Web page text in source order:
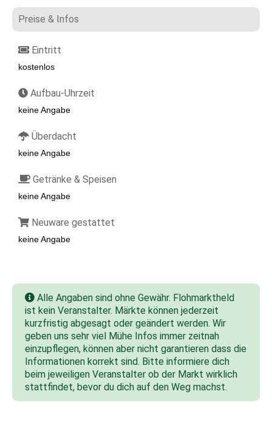
Preise & Infos
Eintritt
kostenlos
Aufbau-Uhrzeit
keine Angabe
Überdacht
keine Angabe
Getränke & Speisen
keine Angabe
Neuware gestattet
keine Angabe
Alle Angaben sind ohne Gewähr. Flohmarktheld
ist kein Veranstalter. Märkte können jederzeit
kurzfristig abgesagt oder geändert werden. Wir
geben uns sehr viel Mühe Infos immer zeitnah
einzupflegen, können aber nicht garantieren dass die
Informationen korrekt sind. Bitte informiere dich
beim jeweiligen Veranstalter ob der Markt wirklich
stattfindet, bevor du dich auf den Weg machst.